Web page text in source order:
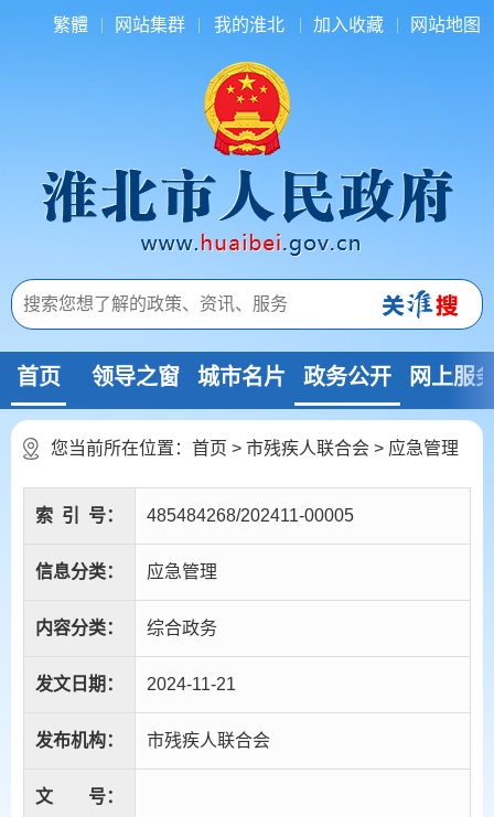
繁體 网站集群 我的淮北 加入收藏 网站地图
首页 领导之窗 城市名片 政务公开 网上服
您当前所在位置： 首页 > 市残疾人联合会 > 应急管理
索 引 号： 485484268/202411-00005
信息分类： 应急管理
内容分类： 综合政务
发文日期： 2024-11-21
发布机构： 市残疾人联合会
文 号：